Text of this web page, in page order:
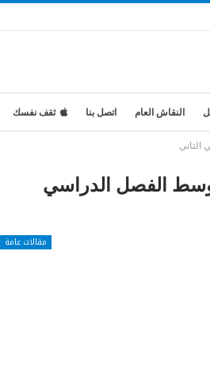
النقاش العام اتصل بنا ثقف نفسك
الثاني
الفصل الدراسي
مقالات عامة